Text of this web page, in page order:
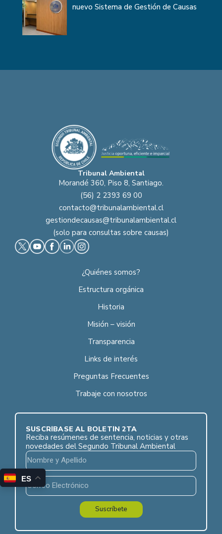
nuevo Sistema de Gestión de Causas
Tribunal Ambiental
Morandé 360, Piso 8, Santiago.
(56) 2 2393 69 00
contacto@tribunalambiental.cl
gestiondecausas@tribunalambiental.cl
(solo para consultas sobre causas)
¿Quiénes somos?
Estructura orgánica
Historia
Misión – visión
Transparencia
Links de interés
Preguntas Frecuentes
Trabaje con nosotros
SUSCRÍBASE AL BOLETÍN 2TA
Reciba resúmenes de sentencia, noticias y otras
novedades del Segundo Tribunal Ambiental
Suscríbete
ES